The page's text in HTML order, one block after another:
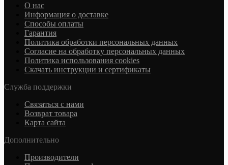
О нас
Информация о доставке
Cпособы оплаты
Гарантия
Политика обработки персональных данных
Согласие на обработку персональных данных
Политика использования cookies
Скачать инструкции и сертификаты
Служба поддержки
Связаться с нами
Возврат товара
Карта сайта
Дополнительно
Производители